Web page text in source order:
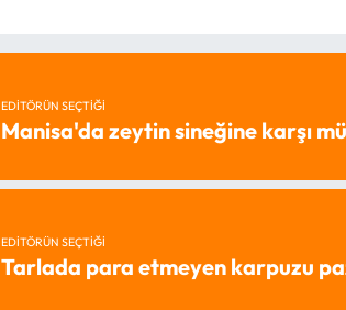
EDITÖRÜN SEÇTIĞI
Manisa'da zeytin sineğine karşı
EDITÖRÜN SEÇTIĞI
Tarlada para etmeyen karpuzu